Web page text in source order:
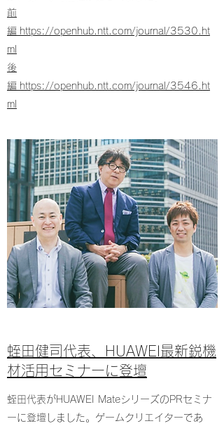
前
編 https://openhub.ntt.com/journal/3530.ht
ml
後
編 https://openhub.ntt.com/journal/3546.ht
ml
​​蛭田健司代表、HUAWEI最新鋭機
材活用セミナーに登壇
蛭田代表がHUAWEI MateシリーズのPRセミナ
ーに登壇しました。ゲームクリエイターであ